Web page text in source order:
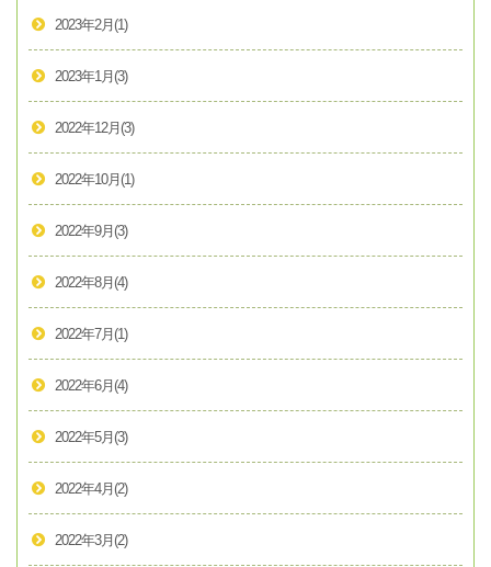
2023年2月 (1)
2023年1月 (3)
2022年12月 (3)
2022年10月 (1)
2022年9月 (3)
2022年8月 (4)
2022年7月 (1)
2022年6月 (4)
2022年5月 (3)
2022年4月 (2)
2022年3月 (2)